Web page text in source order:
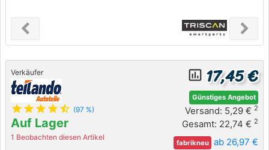
chevron_leftPrevious chevron_right
Next
Verkäufer
star star star star star_half (97 %)
Auf Lager
1 Beobachten diesen Artikel
insert_chart_outlined 17,45 €
Günstiges Angebot
Versand: 5,29 € 2
Gesamt: 22,74 € 2
fabrikneu ab 26,97 €